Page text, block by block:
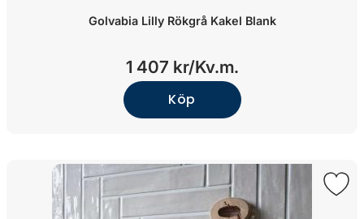
Golvabia Lilly Rökgrå Kakel Blank
1 407 kr/Kv.m.
Köp